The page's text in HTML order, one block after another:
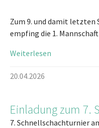
Zum 9. und damit letzten
empfing die 1.
Weiterlesen
20.04.2026
Einladung zum 7.
7. Schnellschachturnier